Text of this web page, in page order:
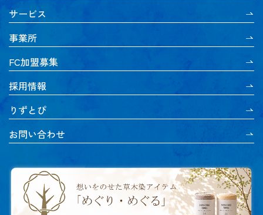
サービス
事業所
FC加盟募集
採用情報
りずとぴ
お問い合わせ